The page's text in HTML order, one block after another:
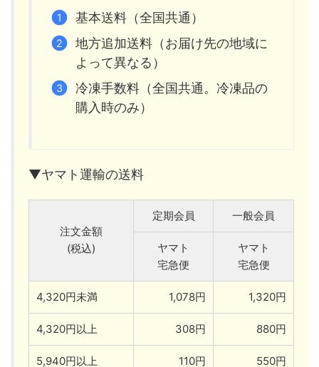
基本送料（全国共通）
地方追加送料（お届け先の地域に
よって異なる）
冷凍手数料（全国共通。冷凍品の
購入時のみ）
▼ヤマト運輸の送料
注文金額
(税込)
定期会員 一般会員
ヤマト
宅急便
ヤマト
宅急便
4,320円未満 1,078円 1,320円
4,320円以上 308円 880円
5,940円以上 110円 550円